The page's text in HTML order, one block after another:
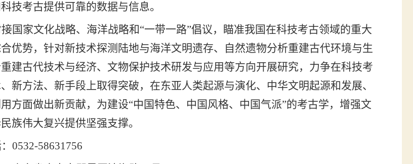
技考古提供可靠的数据与信息。
国家文化战略、海洋战略和“一带一路”倡议，瞄准我国在科技考古领域的重大
优势，针对新技术探测陆地与海洋文明遗存、自然遗物分析重建古代环境与生
建古代技术与经济、文物保护技术研发与应用等方向开展研究，力争在科技考
新方法、新手段上取得突破，在东亚人类起源与演化、中华文明起源和发展、
方面做出新贡献，为建设“中国特色、中国风格、中国气派”的考古学，增强文
族伟大复兴提供坚强支撑。
0532-58631756